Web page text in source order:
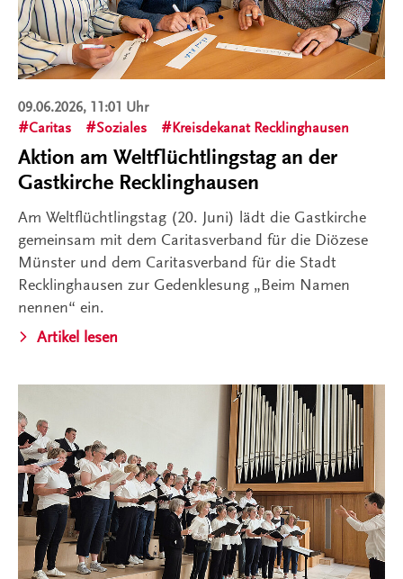
09.06.2026, 11:01 Uhr
Caritas
Soziales Kreisdekanat Recklinghausen
Aktion am Weltflüchtlingstag an der
Gastkirche Recklinghausen
Am Weltflüchtlingstag (20. Juni) lädt die Gastkirche
gemeinsam mit dem Caritasverband für die Diözese
Münster und dem Caritasverband für die Stadt
Recklinghausen zur Gedenklesung „Beim Namen
nennen“ ein.
Artikel lesen